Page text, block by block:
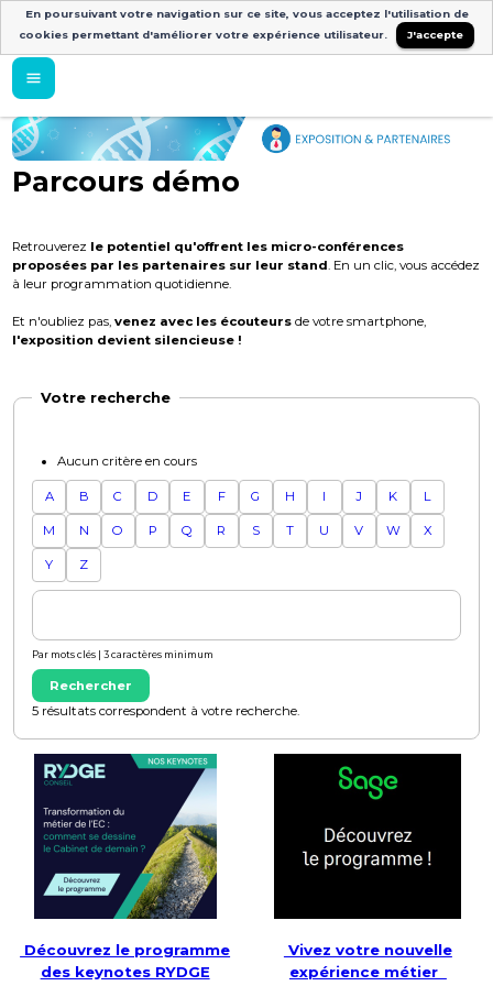
Parcours démo
Retrouverez le potentiel qu'offrent les micro-conférences
proposées par les partenaires sur leur stand. En un clic, vous accédez
à leur programmation quotidienne.
Et n'oubliez pas,venez avec les écouteurs de votre smartphone,
l'exposition devient silencieuse !
Votre recherche
Aucun critère en cours
A B C D E F G H I J K L
M N O P Q R S T U V W X
Y Z
Par mots clés | 3 caractères minimum
Rechercher
5 résultats correspondent à votre recherche.
Découvrez le programme
des keynotes RYDGE
Vivez votre nouvelle
expérience métier
En poursuivant votre navigation sur ce site, vous acceptez l'utilisation de
cookies permettant d'améliorer votre expérience utilisateur.
J'accepte